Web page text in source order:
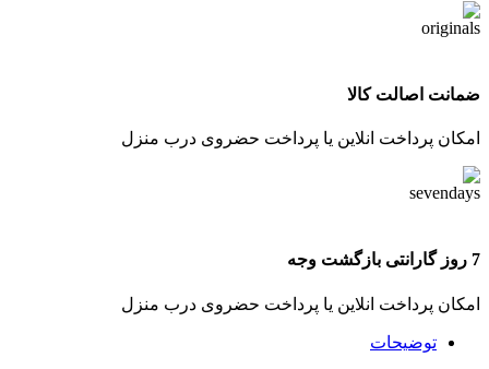
ضمانت اصالت کالا
امکان پرداخت انلاین یا پرداخت حضروی درب منزل
7 روز گارانتی بازگشت وجه
امکان پرداخت انلاین یا پرداخت حضروی درب منزل
توضیحات